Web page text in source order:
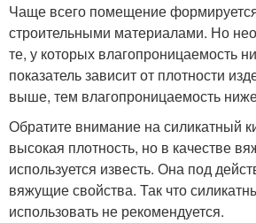
Чаще всего помещение
строительными материалами. Но
те, у которых влагопроницаемость
показатель зависит от плотности
выше, тем влагопроницаемость
Обратите внимание на силикатный
высокая плотность, но в качестве
используется известь. Она под
вяжущие свойства. Так что
использовать не рекомендуется.